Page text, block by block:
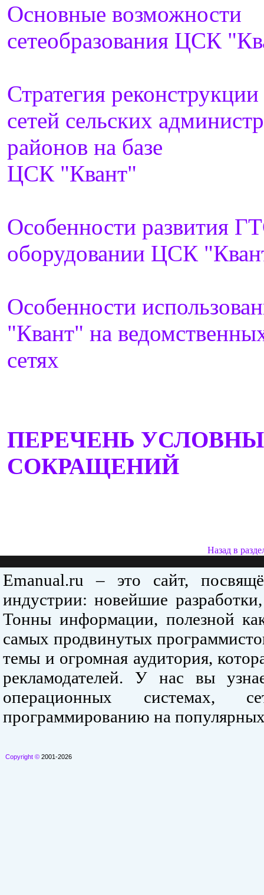
Основные возможности
сетеобразования ЦСК
Стратегия
сетей сельских
районов на базе
ЦСК "Квант"
Особенности развития
оборудовании ЦСК
Особенности
"Квант" на
сетях
ПЕРЕЧЕНЬ
СОКРАЩЕНИЙ
Назад в
Emanual.ru – это сайт,
индустрии: новейшие
Тонны информации, полезной
самых продвинутых
темы и огромная аудитория,
рекламодателей. У нас вы
операционных системах,
программированию на
Copyright © 2001-2026